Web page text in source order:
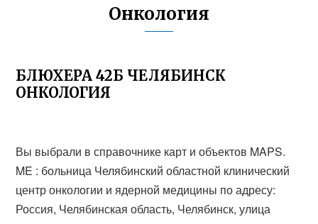
Онкология
БЛЮХЕРА 42Б ЧЕЛЯБИНСК
ОНКОЛОГИЯ
Вы выбрали в справочнике карт и объектов MAPS.
ME : больница Челябинский областной клинический
центр онкологии и ядерной медицины по адресу:
Россия, Челябинская область, Челябинск, улица